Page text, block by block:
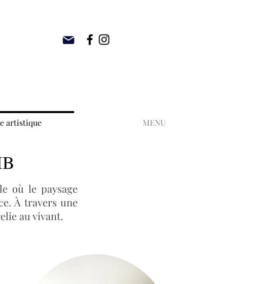
artistique MENU
où le paysage
À travers une
au vivant.